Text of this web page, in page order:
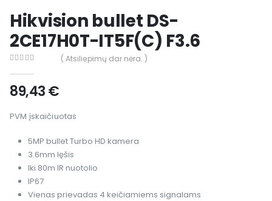
Hikvision bullet DS-
2CE17H0T-IT5F(C) F3.6
( Atsiliepimų dar nėra. )
89,43€
PVM įskaičiuotas
5MP bullet Turbo HD kamera
3.6mm lęšis
Iki 80m IR nuotolio
IP67
Vienas prievadas 4 keičiamiems signalams